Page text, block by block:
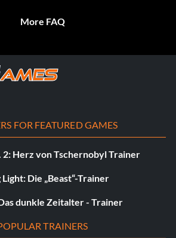
More FAQ
FOR FEATURED GAMES
2: Herz von Tschernobyl Trainer
Die „Beast“-Trainer
dunkle Zeitalter - Trainer
TRAINERS